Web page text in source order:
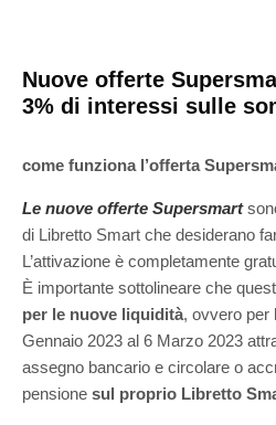
Nuove offerte
3% di interessi sulle
come funziona l’offerta
Le nuove offerte Supersmart
di Libretto Smart che desiderano
L’attivazione è completamente
È importante sottolineare che
per le nuove liquidità, ovvero per
Gennaio 2023 al 6 Marzo 2023
assegno bancario e circolare o
pensione sul proprio Libretto